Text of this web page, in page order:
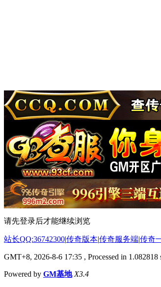
请先登录后才能继续浏览
站长QQ:36742300|传奇版本|传奇服务端|传奇
GMT+8, 2026-8-6 17:35 , Processed in 1.082818
Powered by GM基地 X3.4